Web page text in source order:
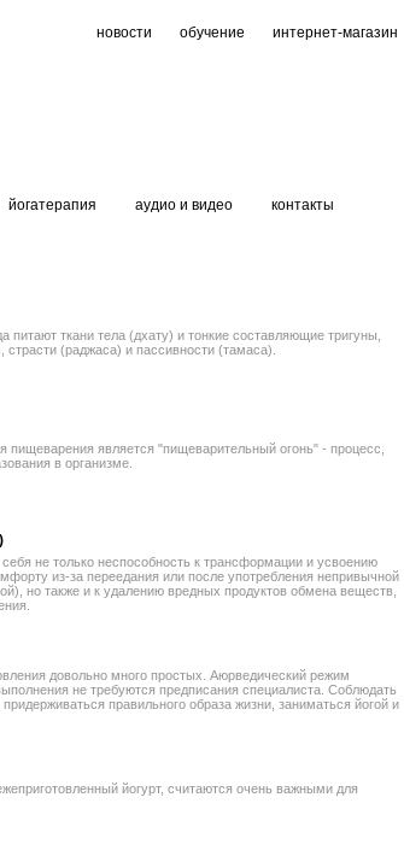
новости обучение интернет-магазин
йогатерапия аудио и видео контакты
питают ткани тела (дхату) и тонкие составляющие тригуны,
страсти (раджаса) и пассивности (тамаса).
пищеварения является "пищеварительный огонь" - процесс,
в организме.
не только неспособность к трансформации и усвоению
из-за переедания или после употребления непривычной
но также и к удалению вредных продуктов обмена веществ,
довольно много простых. Аюрведический режим
не требуются предписания специалиста. Соблюдать
правильного образа жизни, заниматься йогой и
йогурт, считаются очень важными для